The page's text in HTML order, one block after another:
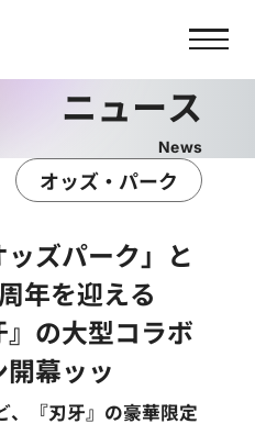
ンステートメン
ニュース
オッズ・パーク
ズパーク」と
年を迎える
の大型コラボ
幕ッッ
、『刃牙』の豪華限定